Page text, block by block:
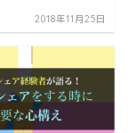
2018年11月25日